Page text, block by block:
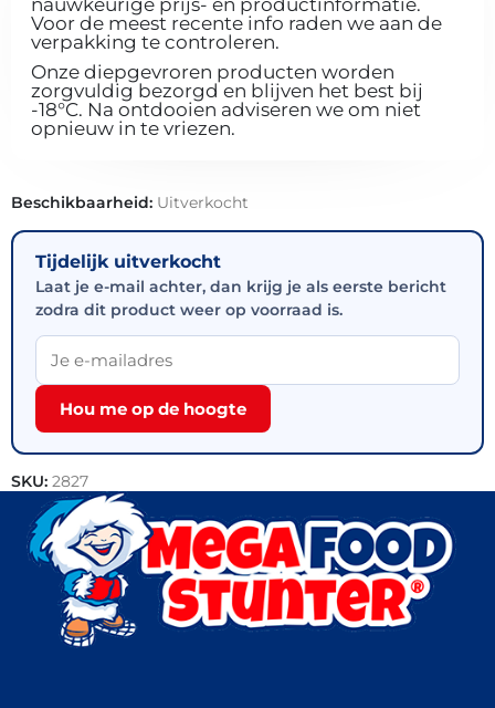
nauwkeurige prijs- en productinformatie.
Voor de meest recente info raden we aan de
verpakking te controleren.
Onze diepgevroren producten worden
zorgvuldig bezorgd en blijven het best bij
-18°C. Na ontdooien adviseren we om niet
opnieuw in te vriezen.
Beschikbaarheid: Uitverkocht
Tijdelijk uitverkocht
Laat je e-mail achter, dan krijg je als eerste bericht
zodra dit product weer op voorraad is.
Hou me op de hoogte
SKU: 2827
Categorieën:IJs